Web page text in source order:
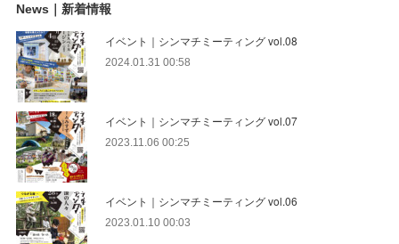
News｜新着情報
イベント｜シンマチミーティング vol.08
2024.01.31 00:58
イベント｜シンマチミーティング vol.07
2023.11.06 00:25
イベント｜シンマチミーティング vol.06
2023.01.10 00:03